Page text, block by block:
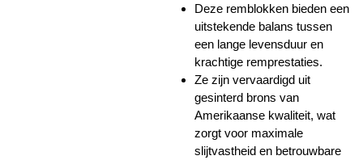
Deze remblokken bieden een
uitstekende balans tussen
een lange levensduur en
krachtige remprestaties.
Ze zijn vervaardigd uit
gesinterd brons van
Amerikaanse kwaliteit, wat
zorgt voor maximale
slijtvastheid en betrouwbare